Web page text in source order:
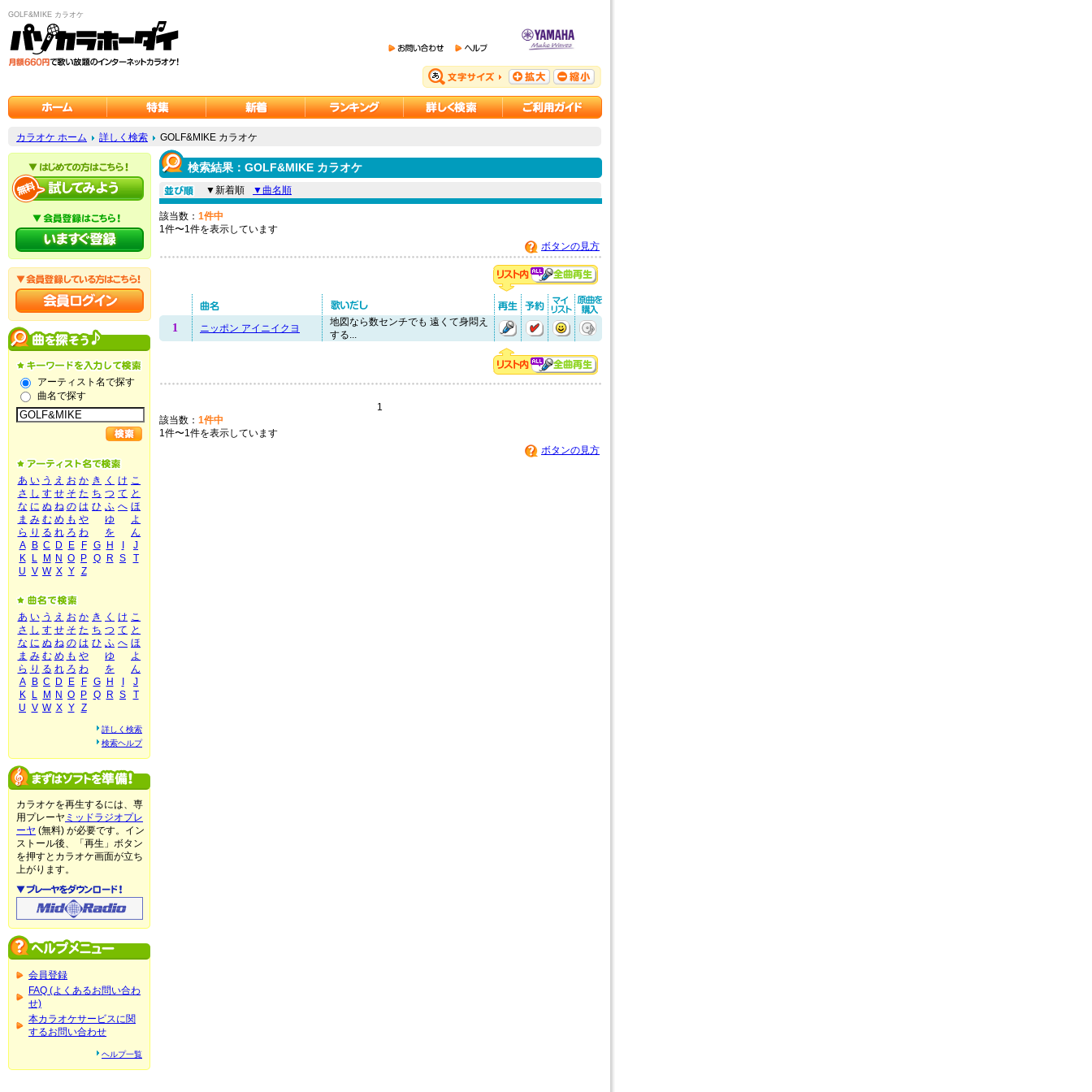
GOLF&MIKE カラオケ
カラオケ ホーム 詳しく検索 GOLF&MIKE カラオケ
アーティスト名で探す
曲名で探す
あ い う え お か き く け こ
さ し す せ そ た ち つ て と
な に ぬ ね の は ひ ふ へ ほ
ま み む め も や ゆ
よ
ら り る れ ろ わ を
ん
A
B C D E F G H
J
K
L M N O P Q R S
T
U V W X Y Z
あ い う え お か き く け こ
さ し す せ そ た ち つ て と
な に ぬ ね の は ひ ふ へ ほ
ま み む め も や ゆ
よ
ら り る れ ろ わ を
ん
A
B C D E F G H
J
K
L M N O P Q R S
T
U V W X Y Z
詳しく検索
検索ヘルプ
カラオケを再生するには、専
用プレーヤ ミッドラジオプレ
ーヤ (無料) が必要です。イン
ストール後、「再生」ボタン
を押すとカラオケ画面が立ち
上がります。
会員登録
FAQ (よくあるお問い合わ
せ)
本カラオケサービスに関
するお問い合わせ
ヘルプ一覧
検索結果：GOLF&MIKE カラオケ
▼新着順 ▼曲名順
該当数： 1件中
1件〜1件を表示しています
ボタンの見方
1 ニッポン アイニイクヨ
地図なら数センチでも 遠くて身悶え
する...
1
該当数： 1件中
1件〜1件を表示しています
ボタンの見方